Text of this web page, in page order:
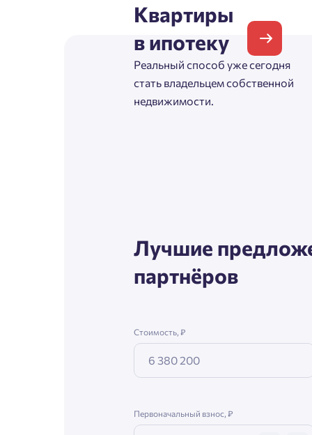
Квартиры
в ипотеку
Реальный способ уже сегодня
стать владельцем собственной
недвижимости.
Лучшие
партнёров
Стоимость, ₽
Первоначальный взнос, ₽
Фамилия
Имя
Имя